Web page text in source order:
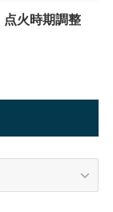
点火時期調整